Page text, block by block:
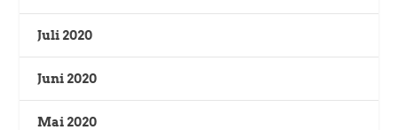
Juli 2020
Juni 2020
Mai 2020